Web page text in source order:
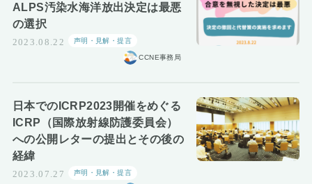
ALPS汚染水海洋放出決定は最悪
の選択
2023.08.22 声明・見解・提言
CCNE事務局
日本でのICRP2023開催をめぐる
ICRP（国際放射線防護委員会）
への公開レターの提出とその後の
経緯
2023.07.27 声明・見解・提言